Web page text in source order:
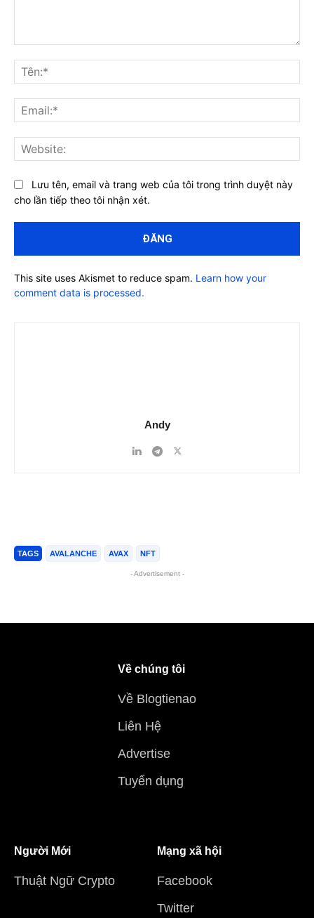
luận:
Lưu tên, email và trang web của tôi trong trình duyệt này
cho lần tiếp theo tôi nhận xét.
This site uses Akismet to reduce spam. Learn how your
comment data is processed.
Andy
TAGS AVALANCHE AVAX NFT
- Advertisement -
Về chúng tôi
Về Blogtienao
Liên Hệ
Advertise
Tuyển dụng
Người Mới
Thuật Ngữ Crypto
Mạng xã hội
Facebook
Twitter